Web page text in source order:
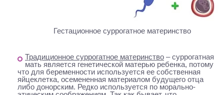
Гестационное суррогатное материнство
Традиционное суррогатное материнство – суррогатная
мать является генетической матерью ребенка, потому
что для беременности используется ее собственная
яйцеклетка, осемененная материалом будущего отца
либо донорским. Редко используется по морально-